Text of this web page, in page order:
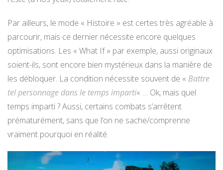
Par ailleurs, le mode « Histoire » est certes très agréable à
parcourir, mais ce dernier nécessite encore quelques
optimisations. Les « What If » par exemple, aussi originaux
soient-ils, sont encore bien mystérieux dans la manière de
les débloquer. La condition nécessite souvent de « Battre
tel personnage dans le temps imparti« … Ok, mais quel
temps imparti ? Aussi, certains combats s’arrêtent
prématurément, sans que l’on ne sache/comprenne
vraiment pourquoi en réalité.